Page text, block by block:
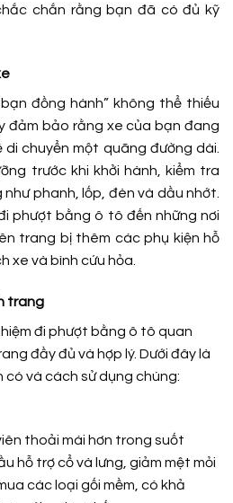
chắn rằng bạn đã có đủ kỹ
đồng hành” không thể thiếu
đảm bảo rằng xe của bạn đang
chuyển một quãng đường dài.
trước khi khởi hành, kiểm tra
phanh, lốp, đèn và dầu nhớt.
phượt bằng ô tô đến những nơi
trang bị thêm các phụ kiện hỗ
xe và bình cứu hỏa.
trang
đi phượt bằng ô tô quan
đầy đủ và hợp lý. Dưới đây là
và cách sử dụng chúng:
thoải mái hơn trong suốt
hỗ trợ cổ và lưng, giảm mệt mỏi
các loại gối mềm, có khả